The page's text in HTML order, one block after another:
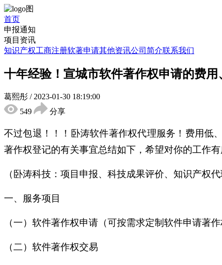
首页
申报通知
项目资讯
知识产权工商注册软著申请其他资讯公司简介联系我们
十年经验！宣城市软件著作权申请的费
葛熙彤 / 2023-01-30 18:19:00
549
分享
不过包退！！！卧涛软件著作权代理服务！费用低
著作权登记的有关事宜总结如下，希望对你的工作
（卧涛科技：项目申报、科技成果评价、知识产权
一、服务项目
（一）软件著作权申请（可按需求定制软件申请著
（二）软件著作权交易